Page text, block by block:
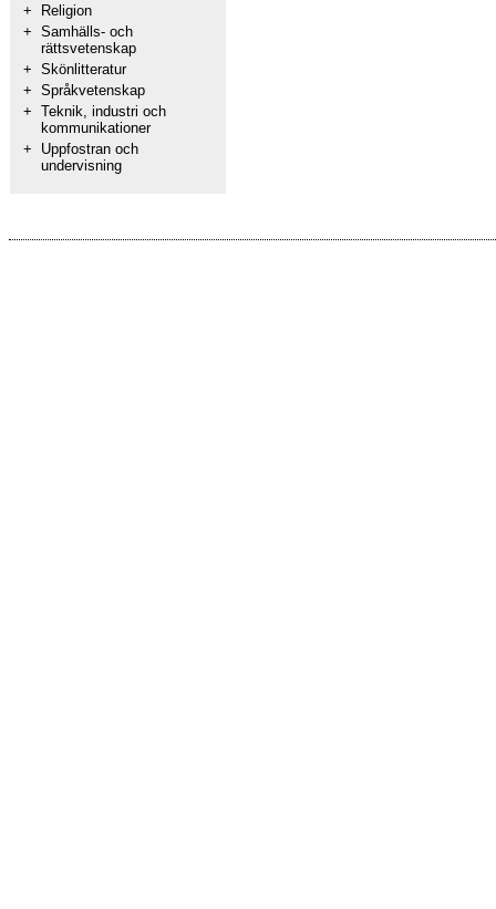
+
Religion
+ Samhälls- och
rättsvetenskap
+ Skönlitteratur
+ Språkvetenskap
+ Teknik, industri och
kommunikationer
+
Uppfostran och
undervisning